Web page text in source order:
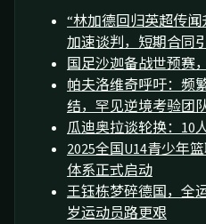
“林加德回归英超传
加速谈判，短期合同
国足沙迦备战世预赛
帕夫洛维奇呼吁：频
结，罕见逆境考验团
瓜迪奥拉谈轮换：10
2025全国U14青少年
体系正式启动
王钰栋梦碎德国，全
岁运动员路更艰